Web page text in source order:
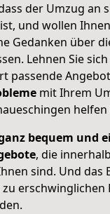
der Umzug an
und wollen
Gedanken über
Lehnen Sie
passende
mit Ihrem
helfen
bequem und
, die
sind. Und das
zu erschwinglichen